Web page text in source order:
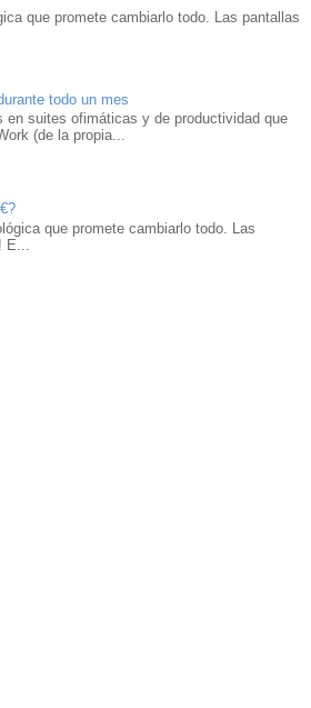
que promete cambiarlo todo. Las pantallas
todo un mes
en suites ofimáticas y de productividad que
(de la propia...
que promete cambiarlo todo. Las